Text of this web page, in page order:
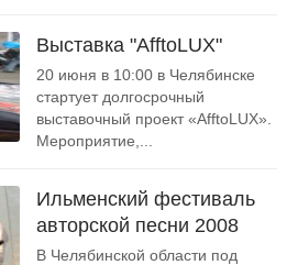
Выставка "AfftoLUX"
20 июня в 10:00 в Челябинске
стартует долгосрочный
выставочный проект «AfftoLUX».
Мероприятие,...
Ильменский фестиваль
авторской песни 2008
В Челябинской области под